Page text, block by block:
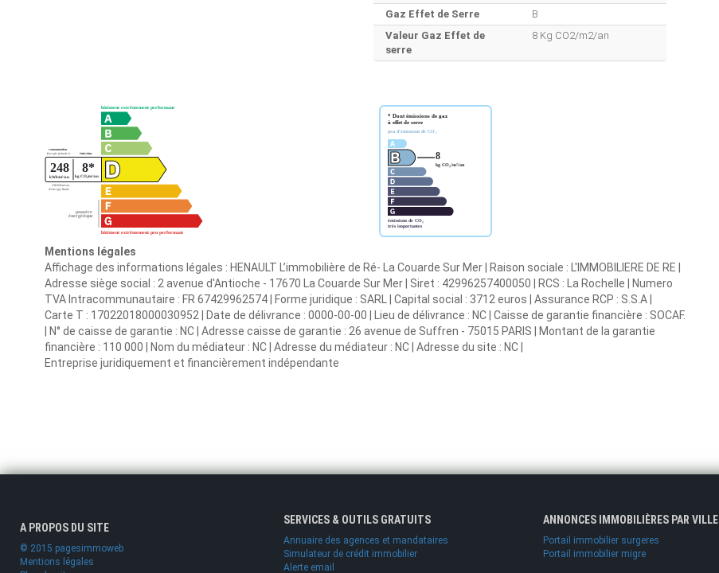
Gaz Effet de Serre
B
Valeur Gaz Effet de
serre
8 Kg CO2/m2/an
Mentions légales
Affichage des informations légales : HENAULT L’immobilière de Ré- La Couarde Sur Mer | Raison sociale : L'IMMOBILIERE DE RE |
Adresse siège social : 2 avenue d'Antioche - 17670 La Couarde Sur Mer | Siret : 42996257400050 | RCS : La Rochelle | Numero
TVA Intracommunautaire : FR 67429962574 | Forme juridique : SARL | Capital social : 3712 euros | Assurance RCP : S.S.A |
Carte T : 17022018000030952 | Date de délivrance : 0000-00-00 | Lieu de délivrance : NC | Caisse de garantie financière : SOCAF.
| N° de caisse de garantie : NC | Adresse caisse de garantie : 26 avenue de Suffren - 75015 PARIS | Montant de la garantie
financière : 110 000 | Nom du médiateur : NC | Adresse du médiateur : NC | Adresse du site : NC |
Entreprise juridiquement et financièrement indépendante
A PROPOS DU SITE
© 2015 pagesimmoweb
Mentions légales
SERVICES & OUTILS GRATUITS
Annuaire des agences et mandataires
Simulateur de crédit immobilier
Alerte email
ANNONCES IMMOBILIÈRES PAR VILLE
Portail immobilier surgeres
Portail immobilier migre